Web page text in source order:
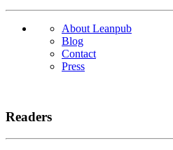
About Leanpub
Blog
Contact
Press
Readers